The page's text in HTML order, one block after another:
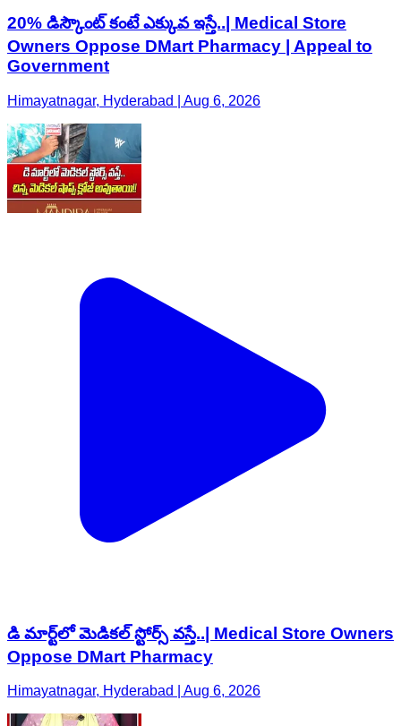
20% డిస్కౌంట్ కంటే ఎక్కువ ఇస్తే..| Medical Store
Owners Oppose DMart Pharmacy | Appeal to
Government
Himayatnagar, Hyderabad | Aug 6, 2026
డి మార్ట్‌లో మెడికల్ స్టోర్స్ వస్తే..| Medical Store Owners
Oppose DMart Pharmacy
Himayatnagar, Hyderabad | Aug 6, 2026